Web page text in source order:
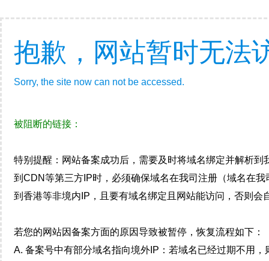
抱歉，网站暂时无法
Sorry, the site now can not be accessed.
被阻断的链接：
特别提醒：网站备案成功后，需要及时将域名绑定并解析
到CDN等第三方IP时，必须确保域名在我司注册（域名在
到香港等非境内IP，且要有域名绑定且网站能访问，否则
若您的网站因备案方面的原因导致被暂停，恢复流程如下：
A. 备案号中有部分域名指向境外IP：若域名已经过期不用